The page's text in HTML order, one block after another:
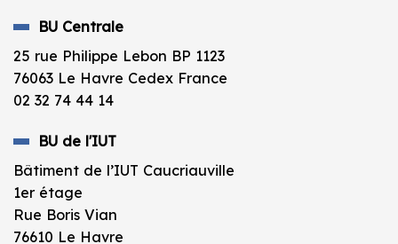
BU Centrale
25 rue Philippe Lebon BP 1123
76063 Le Havre Cedex France
02 32 74 44 14
BU de l'IUT
Bâtiment de l’IUT Caucriauville
1er étage
Rue Boris Vian
76610 Le Havre